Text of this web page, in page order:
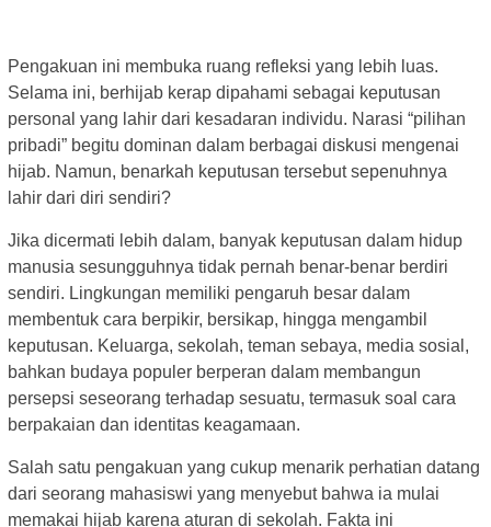
Pengakuan ini membuka ruang refleksi yang lebih luas.
Selama ini, berhijab kerap dipahami sebagai keputusan
personal yang lahir dari kesadaran individu. Narasi “pilihan
pribadi” begitu dominan dalam berbagai diskusi mengenai
hijab. Namun, benarkah keputusan tersebut sepenuhnya
lahir dari diri sendiri?
Jika dicermati lebih dalam, banyak keputusan dalam hidup
manusia sesungguhnya tidak pernah benar-benar berdiri
sendiri. Lingkungan memiliki pengaruh besar dalam
membentuk cara berpikir, bersikap, hingga mengambil
keputusan. Keluarga, sekolah, teman sebaya, media sosial,
bahkan budaya populer berperan dalam membangun
persepsi seseorang terhadap sesuatu, termasuk soal cara
berpakaian dan identitas keagamaan.
Salah satu pengakuan yang cukup menarik perhatian datang
dari seorang mahasiswi yang menyebut bahwa ia mulai
memakai hijab karena aturan di sekolah. Fakta ini